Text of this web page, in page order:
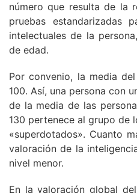
número que resulta de la
pruebas estandarizadas
intelectuales de la
de edad.
Por convenio, la media
100. Así, una persona con
de la media de las
130 pertenece al grupo de
«superdotados». Cuanto
valoración de la
nivel menor.
En la valoración global